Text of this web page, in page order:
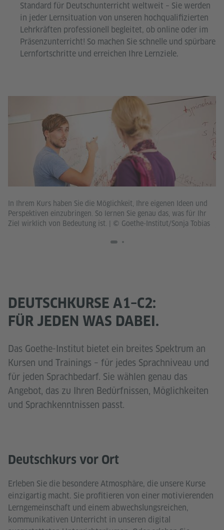
Standard für Deutschunterricht weltweit – Sie werden
in jeder Lernsituation von unseren hochqualifizierten
Lehrkräften professionell begleitet, ob online oder im
Präsenzunterricht! So machen Sie schnelle und spürbare
Lernfortschritte und erreichen Ihre Lernziele.
In Ihrem Kurs haben Sie die Möglichkeit, Ihre eigenen Ideen und
Perspektiven einzubringen. So lernen Sie genau das, was für Ihr
Ziel wirklich von Bedeutung ist. | © Goethe-Institut/Sonja Tobias
DEUTSCHKURSE A1–C2:
FÜR JEDEN WAS DABEI.
Das Goethe-Institut bietet ein breites Spektrum an
Kursen und Trainings – für jedes Sprachniveau und
für jeden Sprachbedarf. Sie wählen genau das
Angebot, das zu Ihren Bedürfnissen, Möglichkeiten
und Sprachkenntnissen passt.
Deutschkurs vor Ort
Erleben Sie die besondere Atmosphäre, die unsere Kurse
einzigartig macht. Sie profitieren von einer motivierenden
Lerngemeinschaft und einem abwechslungsreichen,
kommunikativen Unterricht in unseren digital